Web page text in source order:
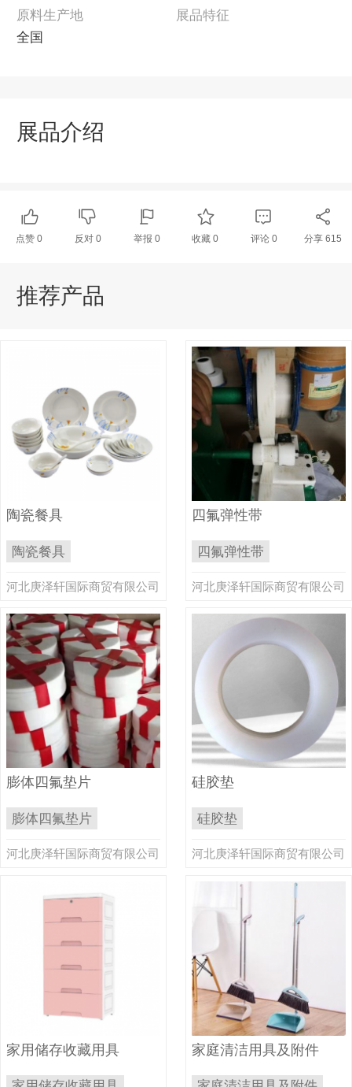
原料生产地
全国
展品特征
展品介绍
点赞0 反对 0 举报 0 收藏 0 评论 0 分享 615
推荐产品
陶瓷餐具
陶瓷餐具
河北庚泽轩国际商贸有限公司
四氟弹性带
四氟弹性带
河北庚泽轩国际商贸有限公司
膨体四氟垫片
膨体四氟垫片
河北庚泽轩国际商贸有限公司
硅胶垫
硅胶垫
河北庚泽轩国际商贸有限公司
家用储存收藏用具 家庭清洁用具及附件